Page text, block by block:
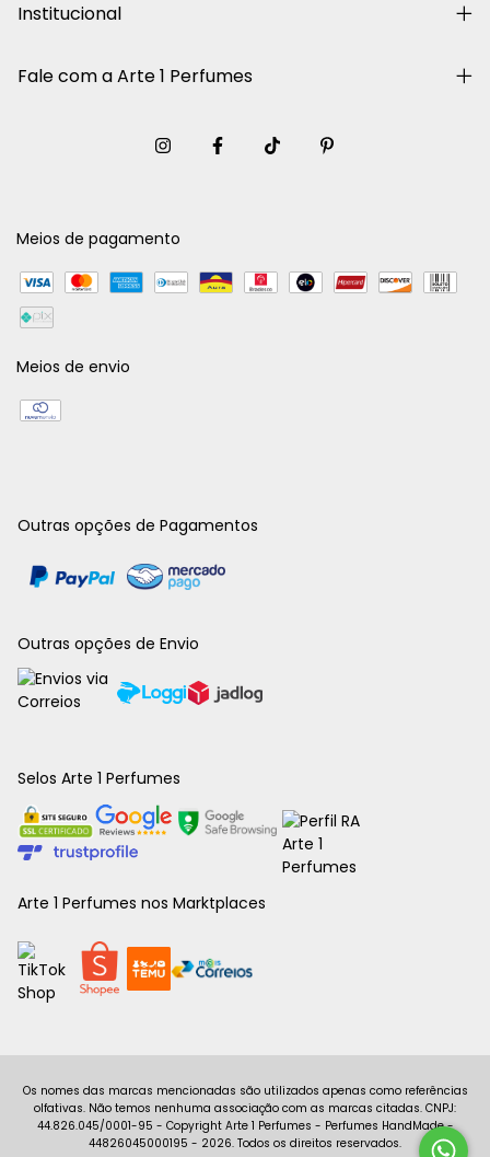
Institucional
Fale com a Arte 1 Perfumes
Meios de pagamento
Meios de envio
Outras opções de Pagamentos
Outras opções de Envio
Selos Arte 1 Perfumes
Arte 1 Perfumes nos Marktplaces
Copyright Arte 1 Perfumes - Perfumes HandMade -
44826045000195 - 2026. Todos os direitos reservados.